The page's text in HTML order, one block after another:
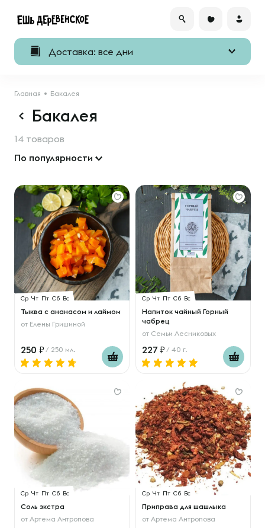
Доставка: все дни
Главная Бакалея
Бакалея
14 товаров
По популярности
Ср Чт Пт Сб Вс
Тыква с ананасом и лаймом
от Елены Гришиной
250 / 250 мл.
Ср Чт Пт Сб Вс
Напиток чайный Горный
чабрец
от Семьи Лесниковых
227 / 40 г.
Ср Чт Пт Сб Вс
Соль экстра
от Артема Антропова
Ср Чт Пт Сб Вс
Приправа для шашлыка
от Артема Антропова